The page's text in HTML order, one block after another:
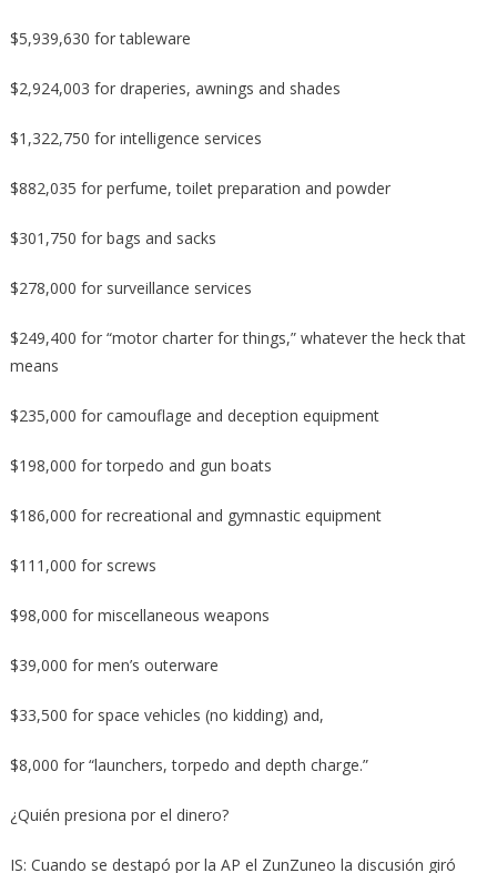
$5,939,630 for tableware
$2,924,003 for draperies, awnings and shades
$1,322,750 for intelligence services
$882,035 for perfume, toilet preparation and powder
$301,750 for bags and sacks
$278,000 for surveillance services
$249,400 for “motor charter for things,” whatever the heck that
means
$235,000 for camouflage and deception equipment
$198,000 for torpedo and gun boats
$186,000 for recreational and gymnastic equipment
$111,000 for screws
$98,000 for miscellaneous weapons
$39,000 for men’s outerware
$33,500 for space vehicles (no kidding) and,
$8,000 for “launchers, torpedo and depth charge.”
¿Quién presiona por el dinero?
IS: Cuando se destapó por la AP el ZunZuneo la discusión giró